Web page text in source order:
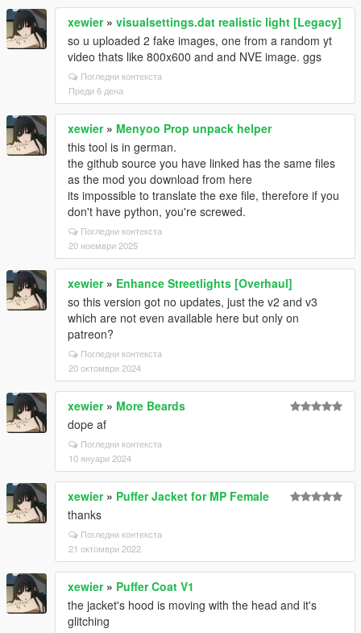
xewier» visualsettings.dat realistic light [Legacy]
so u uploaded 2 fake images, one from a random yt
video thats like 800x600 and and NVE image. ggs
Погледни контекста
Преди 6 дена
xewier» Menyoo Prop unpack helper
this tool is in german.
the github source you have linked has the same files
as the mod you download from here
its impossible to translate the exe file, therefore if you
don't have python, you're screwed.
Погледни контекста
20 ноември 2025
xewier» Enhance Streetlights [Overhaul]
so this version got no updates, just the v2 and v3
which are not even available here but only on
patreon?
Погледни контекста
20 октомври 2024
xewier» More Beards
dope af
Погледни контекста
10 януари 2024
xewier» Puffer Jacket for MP Female
thanks
Погледни контекста
21 октомври 2022
xewier» Puffer Coat V1
the jacket's hood is moving with the head and it's
glitching